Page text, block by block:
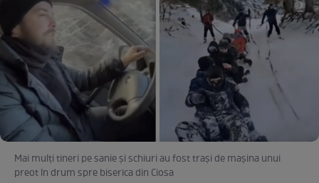
Mai mulți tineri pe sanie şi schiuri au fost traşi de mașina unui
preot în drum spre biserica din Ciosa